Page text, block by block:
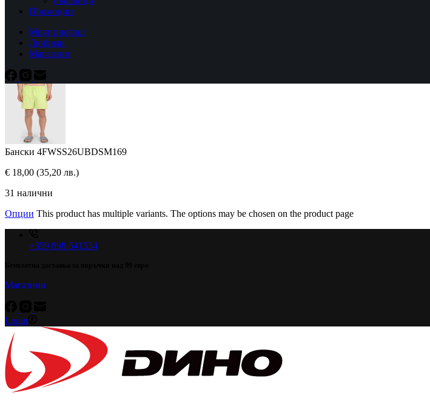
Промоции
Моят профил
Любими
Магазини
Бански 4FWSS26UBDSM169
€ 18,00 (35,20 лв.)
31 налични
Опции This product has multiple variants. The options may be chosen on the product page
+359 898 541534
Магазини
Login